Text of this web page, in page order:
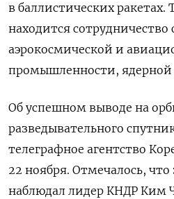
в баллистических
находится сотрудничество
аэрокосмической и
промышленности, ядерной
Об успешном выводе на
разведывательного
телеграфное агентство
22 ноября. Отмечалось,
наблюдал лидер КНДР Ким